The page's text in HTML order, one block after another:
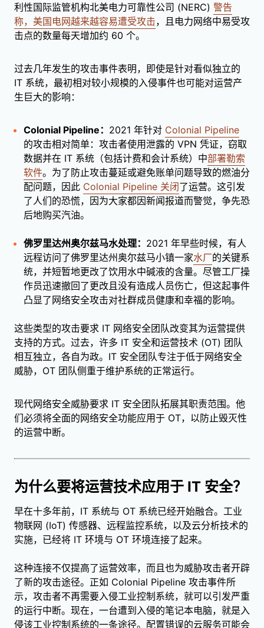
利性国际监管机构北美电力可靠性公司 (NERC) 警告
称，美国电网越来越容易遭受攻击，且电力网络中易受攻
击点的数量每天增加约 60 个。
过去几年发生的攻击事件表明，即使是针对看似独立的
IT 系统，最初相对较小规模的入侵事件也可能对运营产
生巨大的影响：
Colonial Pipeline： 2021 年针对 Colonial Pipeline
的攻击相对简单：攻击者使用泄露的 VPN 凭证，窃取
数据并在 IT 系统（包括计费和会计系统）中部署勒索
软件。为了防止攻击蔓延或避免账单问题导致的燃油分
配问题，因此 Colonial Pipeline 关闭了运营。这引发
了人们的恐慌，因为大家都因新闻报道而警觉，争先恐
后地购买汽油。
佛罗里达州奥尔兹马水处理： 2021 年早些时候，有人
远程访问了佛罗里达州奥尔兹马小镇一家水厂的关键系
统，并短暂地更改了饮用水中碱液的含量。尽管工厂操
作员迅速撤回了更改且没有造成人员伤亡，但这起事件
凸显了网络安全攻击对社群成员健康和幸福的影响。
这些类型的攻击要求 IT 网络安全团队改变其为运营提供
支持的方式。过去，许多 IT 安全和运营技术 (OT) 团队
相互独立，各自为政。IT 安全团队专注于低于网络安全
威胁，OT 团队侧重于维护系统的正常运行。
现代网络安全威胁要求 IT 安全团队拓展其职责范围。他
们必须将全面的网络安全功能应用于 OT，以防止毁灭性
的运营中断。
为什么要将运营技术应用于 IT 安全？
早在十多年前，IT 系统与 OT 系统已经开始融合。工业
物联网 (IoT) 传感器、远程监控系统，以及云分析技术的
实施，已经将 IT 环境与 OT 环境连接了起来。
这种连接不仅提高了运营效率，而且也为威胁攻击者开辟
了新的攻击途径。正如 Colonial Pipeline 攻击事件所
示，攻击者不再需要入侵工业控制系统，就可以引发严重
的运行中断。现在，一台遭到入侵的笔记本电脑，就是入
侵该工业控制系统的一条途径。配置错误的云服务可能会